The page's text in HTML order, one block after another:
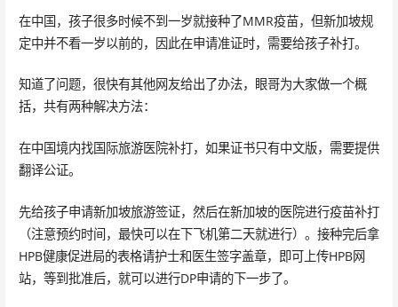
在中国，孩子很多时候不到一岁就接种了MMR疫苗，但新加坡规
定中并不看一岁以前的，因此在申请准证时，需要给孩子补打。
知道了问题，很快有其他网友给出了办法，眼哥为大家做一个概
括，共有两种解决方法：
在中国境内找国际旅游医院补打，如果证书只有中文版，需要提供
翻译公证。
先给孩子申请新加坡旅游签证，然后在新加坡的医院进行疫苗补打
（注意预约时间，最快可以在下飞机第二天就进行）。接种完后拿
HPB健康促进局的表格请护士和医生签字盖章，即可上传HPB网
站，等到批准后，就可以进行DP申请的下一步了。